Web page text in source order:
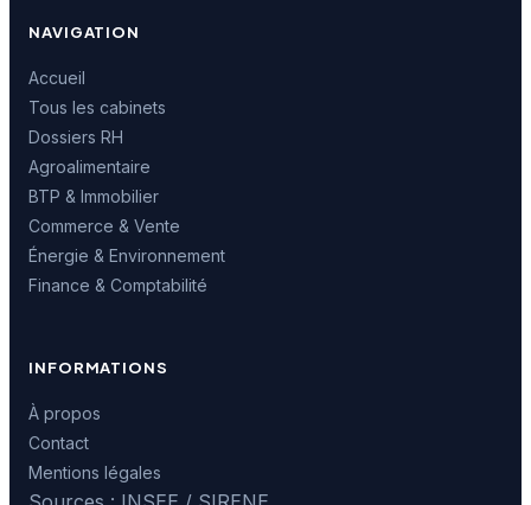
NAVIGATION
Accueil
Tous les cabinets
Dossiers RH
Agroalimentaire
BTP & Immobilier
Commerce & Vente
Énergie & Environnement
Finance & Comptabilité
INFORMATIONS
À propos
Contact
Mentions légales